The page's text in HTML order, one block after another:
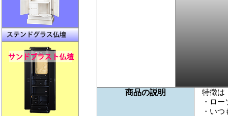
商品の説明
特徴は
・ロ
・い